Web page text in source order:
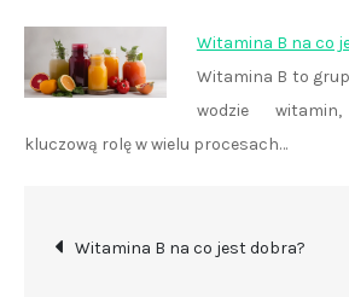
Witamina B na co
Witamina B to
wodzie
kluczową rolę w wielu procesach…
Nawigacja
Witamina B na co jest dobra?